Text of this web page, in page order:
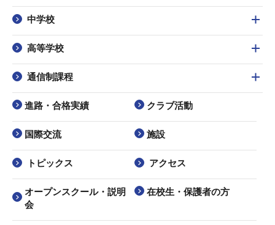
中学校
高等学校
通信制課程
進路・合格実績 クラブ活動
国際交流 施設
トピックス アクセス
オープンスクール・説明
会
在校生・保護者の方